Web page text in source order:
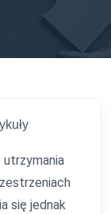
się jednak